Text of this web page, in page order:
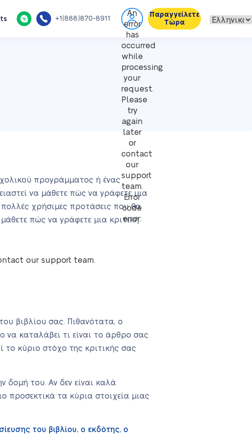
+1(888)870-8911
An
error
has
occurred
while
processing
your
request.
Please
try
again
later
or
contact
our
support
team.
Error
code
error:
Παραγγείλετε
Τώρα
προγράμματος ή ένας
να μάθετε πώς να γράφετε μια
χρήσιμες προτάσεις που θα
πώς να γράφετε μια κριτική
our support team.
βιβλίου σας. Πιθανότατα, ο
να καταλάβει τι είναι το άρθρο σας.
το κύριο στόχο της κριτικής σας
δομή του. Αν δεν είναι καλά
προσεκτικά τα κύρια στοιχεία μιας
του βιβλίου, ο εκδότης, ο